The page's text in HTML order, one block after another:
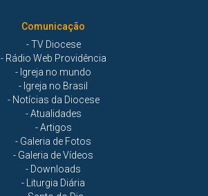
Comunicação
- TV Diocese
- Rádio Web Providência
- Igreja no mundo
- Igreja no Brasil
- Notícias da Diocese
- Atualidades
- Artigos
- Galeria de Fotos
- Galeria de Vídeos
- Downloads
- Liturgia Diária